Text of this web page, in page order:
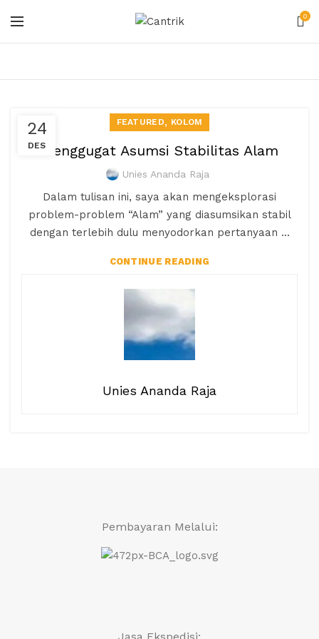
0
24
DES
FEATURED, KOLOM
Menggugat Asumsi Stabilitas Alam
Unies Ananda Raja
Dalam tulisan ini, saya akan mengeksplorasi
problem-problem “Alam” yang diasumsikan stabil
dengan terlebih dulu menyodorkan pertanyaan ...
CONTINUE READING
Unies Ananda Raja
Pembayaran Melalui: